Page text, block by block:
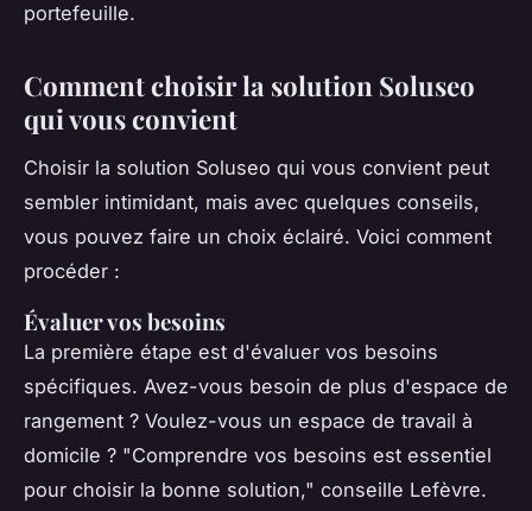
portefeuille.
Comment choisir la solution Soluseo
qui vous convient
Choisir la solution Soluseo qui vous convient peut
sembler intimidant, mais avec quelques conseils,
vous pouvez faire un choix éclairé. Voici comment
procéder :
Évaluer vos besoins
La première étape est d'évaluer vos besoins
spécifiques. Avez-vous besoin de plus d'espace de
rangement ? Voulez-vous un espace de travail à
domicile ? "Comprendre vos besoins est essentiel
pour choisir la bonne solution," conseille Lefèvre.